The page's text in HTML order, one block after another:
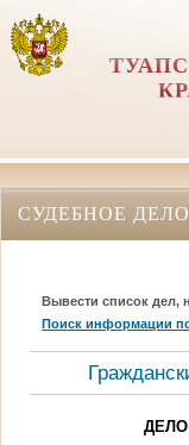
СУДЕБНОЕ
Вывести список дел,
Поиск информации
ДЕЛО